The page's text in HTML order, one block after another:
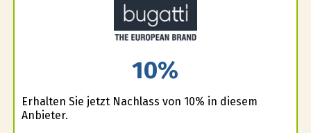
10%
Erhalten Sie jetzt Nachlass von 10% in diesem
Anbieter.